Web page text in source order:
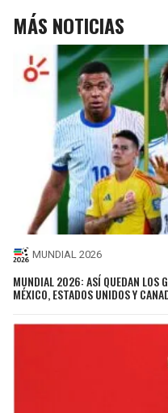
MÁS NOTICIAS
MUNDIAL 2026
MUNDIAL 2026: ASÍ QUEDAN LOS
MÉXICO, ESTADOS UNIDOS Y